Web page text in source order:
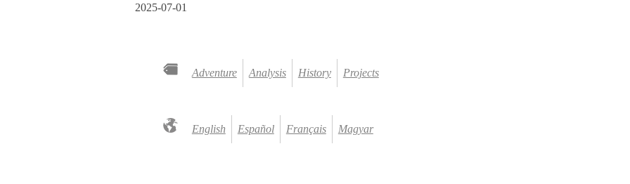
2025-07-01
Adventure Analysis History Projects
English Español Français Magyar